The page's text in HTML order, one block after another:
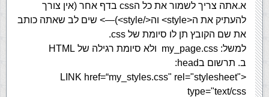
א.אתה צריך לשמור את כל הcss בדף אחר (אין צורך
להעתיק את ה<style> וה</style>)—> שים לב שאתה כותב
את שם הקובץ תן לו סיומת של css.
למשל: my_page.css ולא סיומת רגילה של HTML
ב. תרשום בhead:
<LINK href=“my_styles.css" rel="stylesheet"
type="text/css